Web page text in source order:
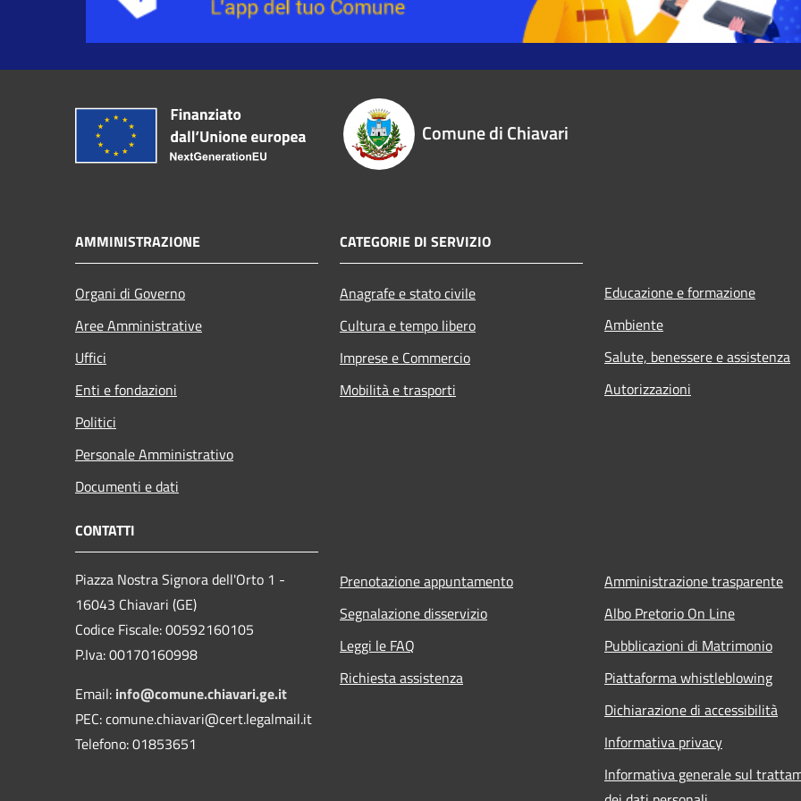
Comune di Chiavari
AMMINISTRAZIONE
Organi di Governo
Aree Amministrative
Uffici
Enti e fondazioni
Politici
Personale Amministrativo
Documenti e dati
CATEGORIE DI SERVIZIO
Anagrafe e stato civile
Cultura e tempo libero
Imprese e Commercio
Mobilità e trasporti
Educazione e formazione
Ambiente
Salute, benessere e assistenza
Autorizzazioni
CONTATTI
Piazza Nostra Signora dell'Orto 1 -
16043 Chiavari (GE)
Codice Fiscale: 00592160105
P.Iva: 00170160998
Email: info@comune.chiavari.ge.it
PEC: comune.chiavari@cert.legalmail.it
Telefono: 01853651
Prenotazione appuntamento
Segnalazione disservizio
Leggi le FAQ
Richiesta assistenza
Amministrazione trasparente
Albo Pretorio On Line
Pubblicazioni di Matrimonio
Piattaforma whistleblowing
Dichiarazione di accessibilità
Informativa privacy
Informativa generale sul